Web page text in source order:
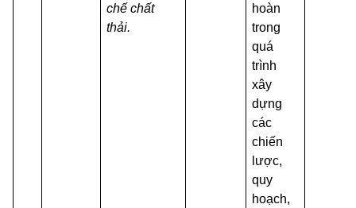
chế chất
thải.
hoàn
trong
quá
trình
xây
dựng
các
chiến
lược,
quy
hoạch,